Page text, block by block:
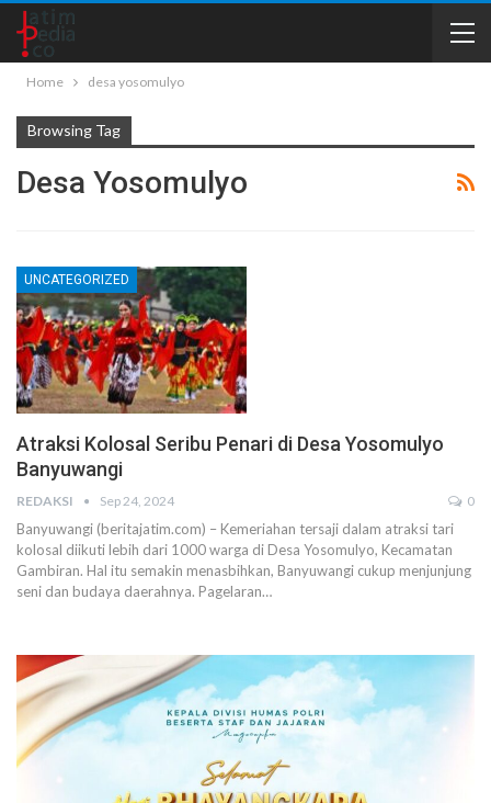
Home desa yosomulyo
Browsing Tag
Desa Yosomulyo
UNCATEGORIZED
Atraksi Kolosal Seribu Penari di Desa Yosomulyo
Banyuwangi
REDAKSI Sep 24, 2024 0
Banyuwangi (beritajatim.com) – Kemeriahan tersaji dalam atraksi tari
kolosal diikuti lebih dari 1000 warga di Desa Yosomulyo, Kecamatan
Gambiran. Hal itu semakin menasbihkan, Banyuwangi cukup menjunjung
seni dan budaya daerahnya. Pagelaran…